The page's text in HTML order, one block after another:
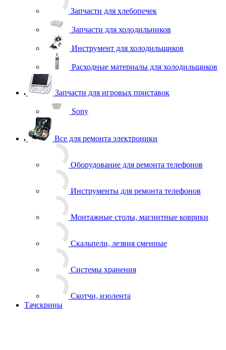
Инструмент для холодильщиков
Расходные материалы для холодильщиков
Запчасти для игровых приставок
Sony
Инструменты для ремонта телефонов
Системы хранения
Скотчи, изолента
Тачскрины